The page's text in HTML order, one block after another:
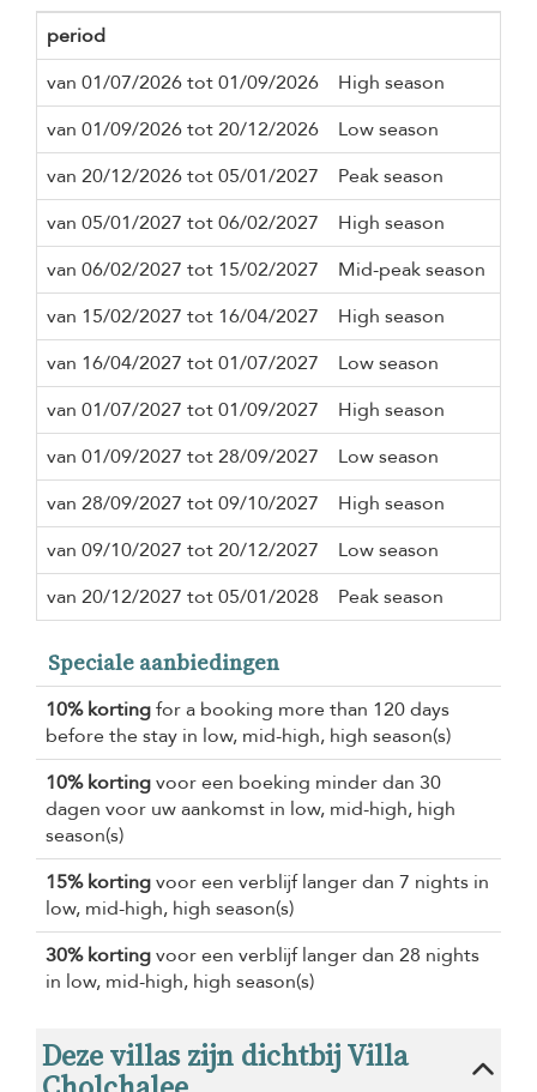
period
van 01/07/2026 tot 01/09/2026
High season
van 01/09/2026 tot 20/12/2026
Low season
van 20/12/2026 tot 05/01/2027
Peak season
van 05/01/2027 tot 06/02/2027
High season
van 06/02/2027 tot 15/02/2027
Mid-peak season
van 15/02/2027 tot 16/04/2027
High season
van 16/04/2027 tot 01/07/2027
Low season
van 01/07/2027 tot 01/09/2027
High season
van 01/09/2027 tot 28/09/2027
Low season
van 28/09/2027 tot 09/10/2027
High season
van 09/10/2027 tot 20/12/2027
Low season
van 20/12/2027 tot 05/01/2028
Peak season
Speciale aanbiedingen
10% kortingfor a booking more than 120 days
before the stay in low, mid-high, high season(s)
10% kortingvoor een boeking minder dan 30
dagen voor uw aankomst in low, mid-high, high
season(s)
15% kortingvoor een verblijf langer dan 7 nights in
low, mid-high, high season(s)
30% kortingvoor een verblijf langer dan 28 nights
in low, mid-high, high season(s)
Deze villas zijn dichtbij Villa